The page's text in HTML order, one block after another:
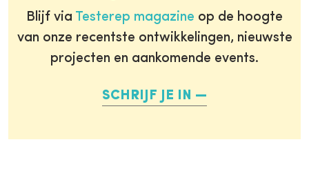
Blijf via Testerep magazine op de hoogte
van onze recentste ontwikkelingen, nieuwste
projecten en aankomende events.
SCHRIJF JE IN